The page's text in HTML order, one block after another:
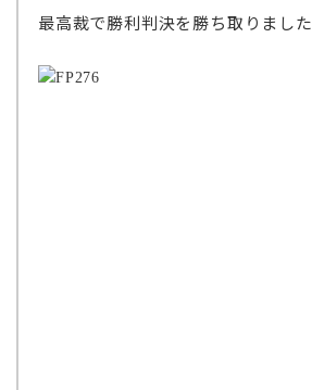
最高裁で勝利判決を勝ち取りました